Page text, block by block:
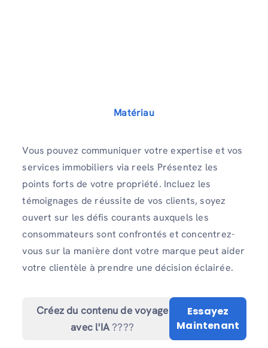
Matériau
Vous pouvez communiquer votre expertise et vos
services immobiliers via reels Présentez les
points forts de votre propriété. Incluez les
témoignages de réussite de vos clients, soyez
ouvert sur les défis courants auxquels les
consommateurs sont confrontés et concentrez-
vous sur la manière dont votre marque peut aider
votre clientèle à prendre une décision éclairée.
Créez du contenu de voyage
avec l'IA????
Essayez
Maintenant